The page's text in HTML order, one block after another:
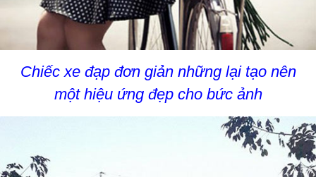
Chiếc xe đạp đơn giản những lại tạo nên
một hiệu ứng đẹp cho bức ảnh